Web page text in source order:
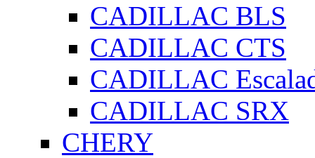
CADILLAC BLS
CADILLAC CTS
CADILLAC
CADILLAC SRX
CHERY